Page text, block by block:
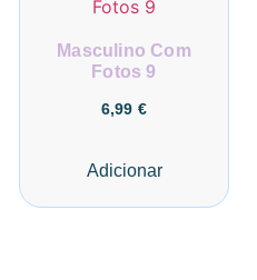
Masculino Com
Fotos 9
6,99 €
Adicionar